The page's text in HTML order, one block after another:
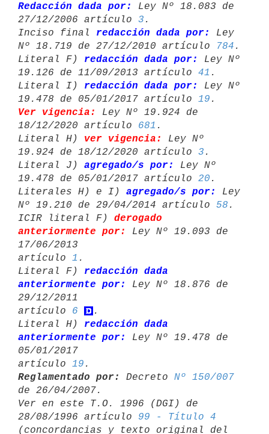
Redacción dada por:
Ley Nº 18.083 de
27/12/2006 artículo 3 .
Inciso final redacción dada por:
Ley
Nº 18.719 de 27/12/2010 artículo
784 .
Literal F) redacción dada por:
Ley Nº
19.126 de 11/09/2013 artículo 41 .
Literal I) redacción dada por:
Ley Nº
19.478 de 05/01/2017 artículo 19
Ver vigencia:
Ley Nº 19.924 de
18/12/2020 artículo 681 .
Literal H) ver vigencia:
Ley Nº
19.924 de 18/12/2020 artículo 3 .
Literal J) agregado/s por:
Ley Nº
19.478 de 05/01/2017 artículo 20 .
Literales H) e I) agregado/s por:
Ley
Nº 19.210 de 29/04/2014 artículo 58 .
ICIR literal F) derogado
anteriormente por:
Ley Nº 19.093 de
17/06/2013
artículo 1 .
Literal F) redacción dada
anteriormente por:
Ley Nº 18.876 de
29/12/2011
artículo 6
.
Literal H) redacción dada
anteriormente por:
Ley Nº 19.478 de
05/01/2017
artículo 19
Reglamentado por:
Decreto Nº 150/007
de 26/04/2007.
Ver en este T.O. 1996 (DGI) de
28/08/1996 artículo 99 - Título 4
(concordancias y texto original del